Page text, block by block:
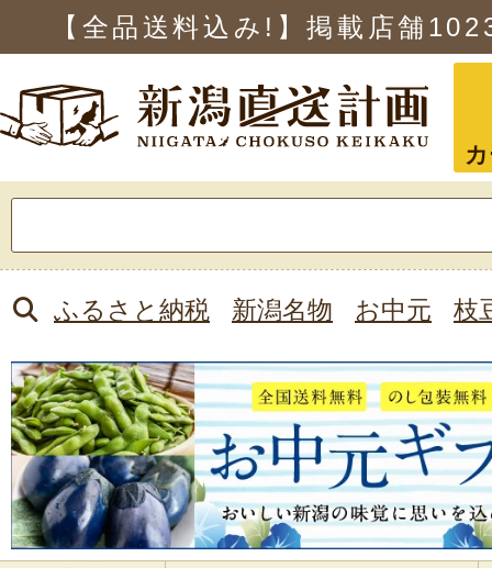
【全品送料込み!】掲載店舗
索:
ふるさと納税 新潟名物 お中元 枝